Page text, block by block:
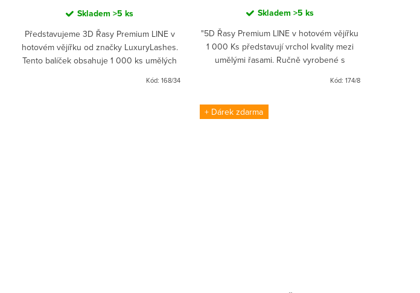
Skladem>5 ks
Představujeme 3D Řasy Premium LINE v
hotovém vějířku od značky LuxuryLashes.
Tento balíček obsahuje 1 000 ks umělých
Kód: 168/34
Skladem >5 ks
"5D Řasy Premium LINE v hotovém vějířku
1 000 Ks představují vrchol kvality mezi
umělými řasami. Ručně vyrobené s
Kód: 174/8
+ Dárek zdarma